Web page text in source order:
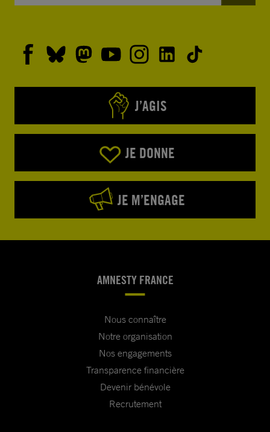
J’AGIS
JE DONNE
JE M’ENGAGE
AMNESTY FRANCE
Nous connaître
Notre organisation
Nos engagements
Transparence financière
Devenir bénévole
Recrutement